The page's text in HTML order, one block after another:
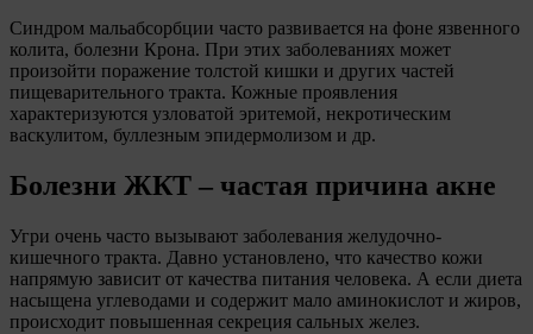
Синдром мальабсорбции часто развивается на фоне язвенного
колита, болезни Крона. При этих заболеваниях может
произойти поражение толстой кишки и других частей
пищеварительного тракта. Кожные проявления
характеризуются узловатой эритемой, некротическим
васкулитом, буллезным эпидермолизом и др.
Болезни ЖКТ – частая причина акне
Угри очень часто вызывают заболевания желудочно-
кишечного тракта. Давно установлено, что качество кожи
напрямую зависит от качества питания человека. А если диета
насыщена углеводами и содержит мало аминокислот и жиров,
происходит повышенная секреция сальных желез.